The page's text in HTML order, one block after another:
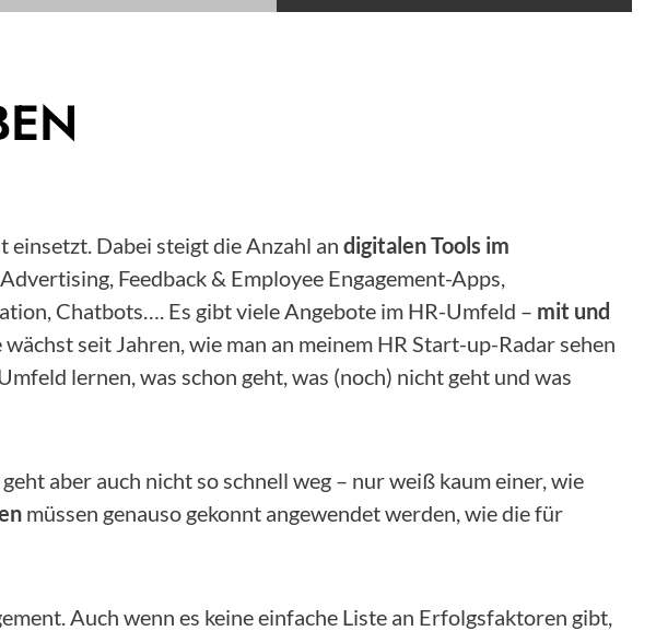
einsetzt. Dabei steigt die Anzahl an digitalen Tools im
Feedback & Employee Engagement-Apps,
Chatbots…. Es gibt viele Angebote im HR-Umfeld – mit und
seit Jahren, wie man an meinem HR Start-up-Radar sehen
lernen, was schon geht, was (noch) nicht geht und was
aber auch nicht so schnell weg – nur weiß kaum einer, wie
müssen genauso gekonnt angewendet werden, wie die für
Auch wenn es keine einfache Liste an Erfolgsfaktoren gibt,